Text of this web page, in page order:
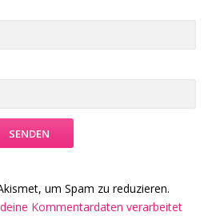
um Spam zu reduzieren.
Kommentardaten verarbeitet